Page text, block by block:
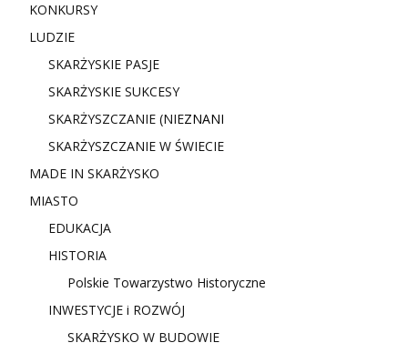
KONKURSY
LUDZIE
SKARŻYSKIE PASJE
SKARŻYSKIE SUKCESY
SKARŻYSZCZANIE (NIEZNANI
SKARŻYSZCZANIE W ŚWIECIE
MADE IN SKARŻYSKO
MIASTO
EDUKACJA
HISTORIA
Polskie Towarzystwo Historyczne
INWESTYCJE i ROZWÓJ
SKARŻYSKO W BUDOWIE